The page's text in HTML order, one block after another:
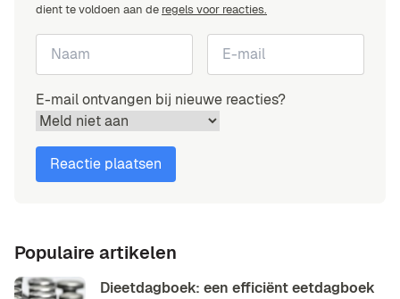
dient te voldoen aan de regels voor reacties.
E-mail ontvangen bij nieuwe reacties?
Populaire artikelen
Dieetdagboek: een efficiënt eetdagboek